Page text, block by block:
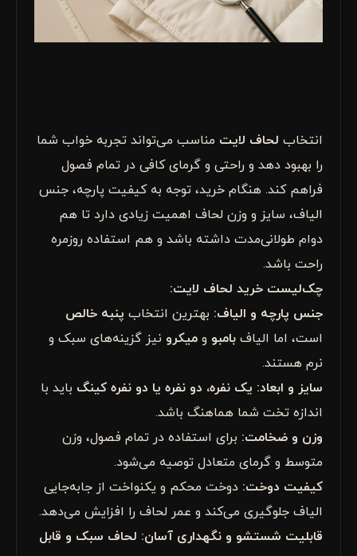
انتخاب لحاف لایت مناسب می‌تواند تجربه خواب شما
را بهبود دهد و راحتی و گرمای کافی در تمام فصول
فراهم کند. هنگام خرید، توجه به کیفیت پارچه، جنس
الیاف، سایز و وزن لحاف اهمیت زیادی دارد تا هم
دوام طولانی‌مدت داشته باشد و هم استفاده روزمره
راحت باشد.
چک‌لیست خرید لحاف لایت:
جنس پارچه و الیاف: بهترین انتخاب پنبه خالص
است، اما الیاف بامبو و میکرو نیز گزینه‌های سبک و
نرم هستند.
سایز و ابعاد: یک نفره، دو نفره یا دو نفره کینگ باید با
اندازه تخت شما هماهنگ باشد.
وزن و ضخامت: برای استفاده در تمام فصول، وزن
متوسط و گرمای متعادل توصیه می‌شود.
کیفیت دوخت: دوخت محکم و یکنواخت از جابه‌جایی
الیاف جلوگیری می‌کند و عمر لحاف را افزایش می‌دهد.
قابلیت شستشو و نگهداری آسان: لحاف سبک و قابل